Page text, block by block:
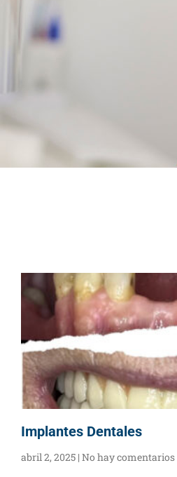
Implantes Dentales
abril 2, 2025 No hay comentarios